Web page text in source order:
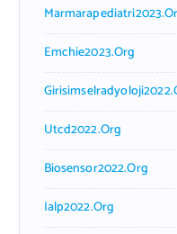
Emchie2023.org
Utcd2022.org
Biosensor2022.org
Ialp2022.org